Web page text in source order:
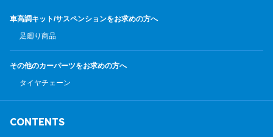
車高調キット/サスペンションをお求めの方へ
足廻り商品
その他のカーパーツをお求めの方へ
タイヤチェーン
CONTENTS